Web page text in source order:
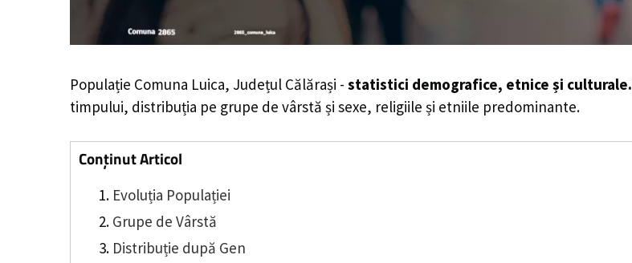
Populație Comuna Luica, Județul Călărași - statistici demografice, etnice și culturale.
timpului, distribuția pe grupe de vârstă și sexe, religiile și etniile predominante.
Conținut Articol
Evoluția Populației
Grupe de Vârstă
Distribuție după Gen